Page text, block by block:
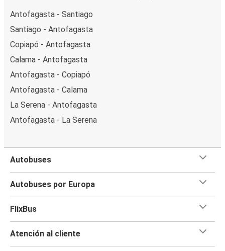
Antofagasta - Santiago
Santiago - Antofagasta
Copiapó - Antofagasta
Calama - Antofagasta
Antofagasta - Copiapó
Antofagasta - Calama
La Serena - Antofagasta
Antofagasta - La Serena
Autobuses
Autobuses por Europa
FlixBus
Atención al cliente